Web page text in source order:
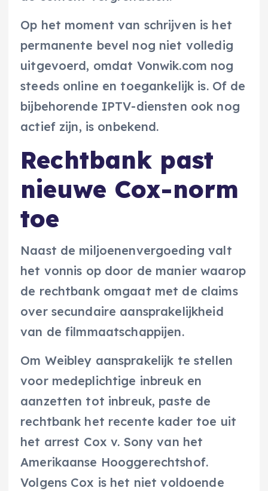
Op het moment van schrijven is het
permanente bevel nog niet volledig
uitgevoerd, omdat Vonwik.com nog
steeds online en toegankelijk is. Of de
bijbehorende IPTV-diensten ook nog
actief zijn, is onbekend.
Rechtbank past
nieuwe Cox-norm
toe
Naast de miljoenenvergoeding valt
het vonnis op door de manier waarop
de rechtbank omgaat met de claims
over secundaire aansprakelijkheid
van de filmmaatschappijen.
Om Weibley aansprakelijk te stellen
voor medeplichtige inbreuk en
aanzetten tot inbreuk, paste de
rechtbank het recente kader toe uit
het arrest Cox v. Sony van het
Amerikaanse Hooggerechtshof.
Volgens Cox is het niet voldoende